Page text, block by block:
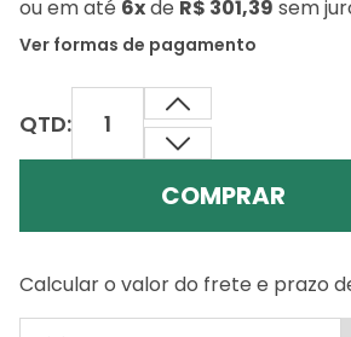
ouem até 6xde R$ 301,39 sem
Ver formas de pagamento
QTD:
COMPRAR
Calcular o valor do frete e prazo